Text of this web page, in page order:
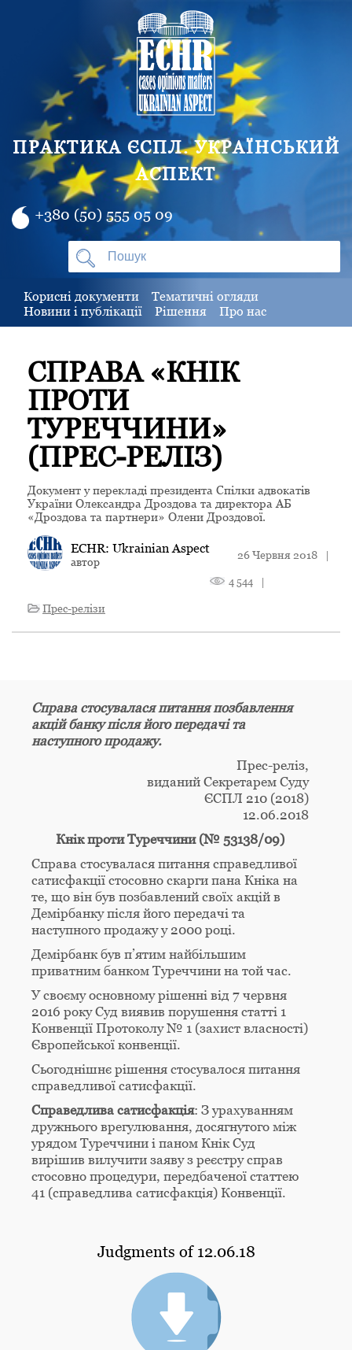
ПРАКТИКА ЄСПЛ. УКРАЇНСЬКИЙ
АСПЕКТ
+380 (50) 555 05 09
Корисні документи
Тематичні огляди
Новини і публікації
Рішення Про нас
СПРАВА «КНІК
ПРОТИ
ТУРЕЧЧИНИ»
(ПРЕС-РЕЛІЗ)
Документ у перекладі президента Спілки адвокатів
України Олександра Дроздова та директора АБ
«Дроздова та партнери» Олени Дроздової.
ECHR: Ukrainian Aspect
автор
26 Червня 2018 |
4 544
|
Прес-релізи
Справа стосувалася питання позбавлення
акцій банку після його передачі та
наступного продажу.
Прес-реліз,
виданий Секретарем Суду
ЄСПЛ 210 (2018)
12.06.2018
Кнік проти Туреччини (№ 53138/09)
Справа стосувалася питання справедливої
сатисфакції стосовно скарги пана Кніка на
те, що він був позбавлений своїх акцій в
Демірбанку після його передачі та
наступного продажу у 2000 році.
Демірбанк був п’ятим найбільшим
приватним банком Туреччини на той час.
У своєму основному рішенні від 7 червня
2016 року Суд виявив порушення статті 1
Конвенції Протоколу № 1 (захист власності)
Європейської конвенції.
Сьогоднішнє рішення стосувалося питання
справедливої сатисфакції.
Справедлива сатисфакція: З урахуванням
дружнього врегулювання, досягнутого між
урядом Туреччини і паном Кнік Суд
вирішив вилучити заяву з реєстру справ
стосовно процедури, передбаченої статтею
41 (справедлива сатисфакція) Конвенції.
Judgments of 12.06.18